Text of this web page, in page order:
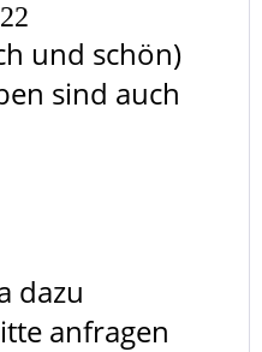
und schön)
sind auch
dazu
anfragen